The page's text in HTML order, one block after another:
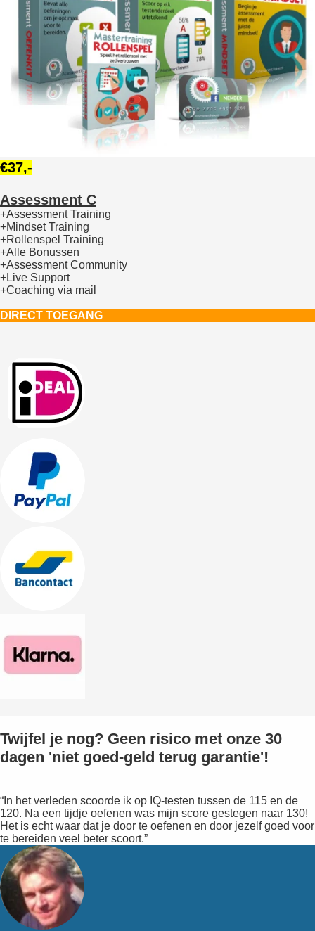
€37,-
Assessment C
+Assessment Training
+Mindset Training
+Rollenspel Training
+Alle Bonussen
+Assessment Community
+Live Support
+Coaching via mail
DIRECT TOEGANG
Twijfel je nog? Geen risico met onze 30
dagen 'niet goed-geld terug garantie'!
“In het verleden scoorde ik op IQ-testen tussen de 115 en de
120. Na een tijdje oefenen was mijn score gestegen naar 130!
Het is echt waar dat je door te oefenen en door jezelf goed voor
te bereiden veel beter scoort.”